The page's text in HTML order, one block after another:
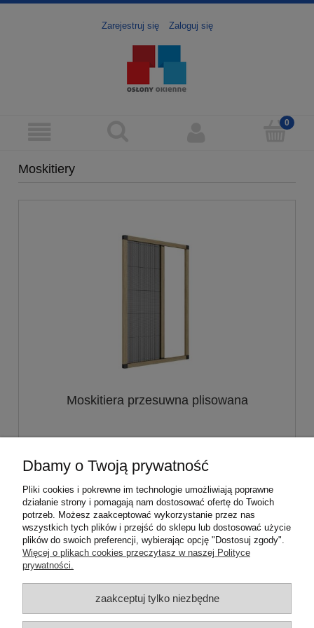
Zarejestruj się Zaloguj się
Moskitiery
Moskitiera przesuwna plisowana
do koszyka
Pomoc
Moje konto
Płatności i dostawa
Dbamy o Twoją prywatność
Pliki cookies i pokrewne im technologie umożliwiają poprawne
działanie strony i pomagają nam dostosować ofertę do Twoich
potrzeb. Możesz zaakceptować wykorzystanie przez nas
wszystkich tych plików i przejść do sklepu lub dostosować użycie
plików do swoich preferencji, wybierając opcję "Dostosuj zgody".
Więcej o plikach cookies przeczytasz w naszej Polityce
prywatności.
zaakceptuj tylko niezbędne